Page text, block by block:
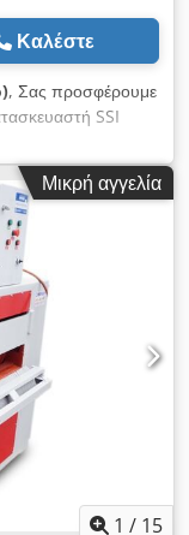
Καλέστε
, Σας προσφέρουμε
SSI
βραχίονα του
Τύπος: PR 600
δοκού, II.
sendzimir
mm Οπή στο
C 40 x 30 x 8
υλικού: περίπου
Αυτό το άρθρο
πρόσθετη
συνδέεται με
ξεχωριστά από
το αντικείμενο
Μικρή αγγελία
1 / 15